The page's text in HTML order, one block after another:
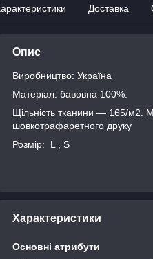
Доставка
Опис
Виробництво: Україна
Матеріал: бавовна 100%.
Щільність тканини — 165/м2.
шовкотрафаретного друку
Розмір: L , S
Характеристики
Основні атрибути